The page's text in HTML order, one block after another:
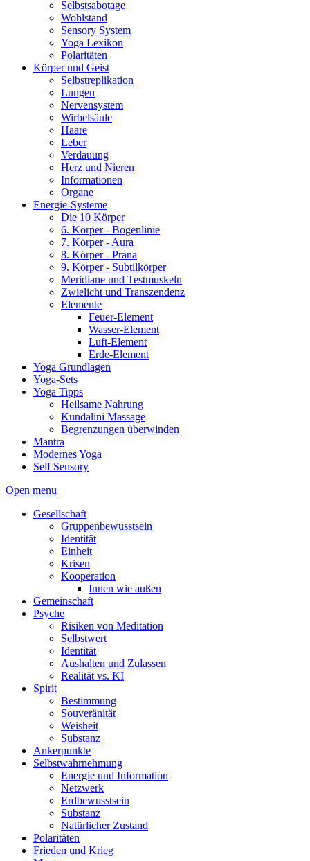
Selbstsabotage
Wohlstand
Sensory System
Yoga Lexikon
Polaritäten
Körper und Geist
Selbstreplikation
Lungen
Nervensystem
Wirbelsäule
Haare
Leber
Verdauung
Herz und Nieren
Informationen
Organe
Energie-Systeme
Die 10 Körper
6. Körper - Bogenlinie
7. Körper - Aura
8. Körper - Prana
9. Körper - Subtilkörper
Meridiane und Testmuskeln
Zwielicht und Transzendenz
Elemente
Feuer-Element
Wasser-Element
Luft-Element
Erde-Element
Yoga Grundlagen
Yoga-Sets
Yoga Tipps
Heilsame Nahrung
Kundalini Massage
Begrenzungen überwinden
Mantra
Modernes Yoga
Self Sensory
Open menu
Gesellschaft
Gruppenbewusstsein
Identität
Einheit
Krisen
Kooperation
Innen wie außen
Gemeinschaft
Psyche
Risiken von Meditation
Selbstwert
Identität
Aushalten und Zulassen
Realität vs. KI
Spirit
Bestimmung
Souveränität
Weisheit
Substanz
Ankerpunkte
Selbstwahrnehmung
Energie und Information
Netzwerk
Erdbewusstsein
Substanz
Natürlicher Zustand
Polaritäten
Frieden und Krieg